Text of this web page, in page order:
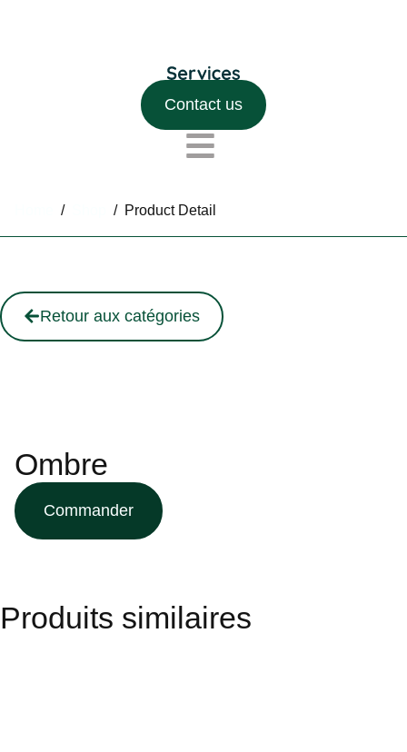
Contact us
/ / Product Detail
Retour aux catégories
Ombre
Commander
Produits similaires